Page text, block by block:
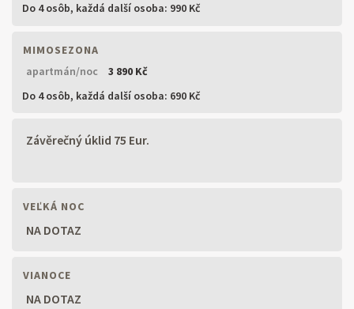
Do 4 osôb, každá další osoba: 990 Kč
MIMOSEZONA
apartmán/noc
3 890 Kč
Do 4 osôb, každá další osoba: 690 Kč
Závěrečný úklid 75 Eur.
VEĽKÁ NOC
NA DOTAZ
VIANOCE
NA DOTAZ